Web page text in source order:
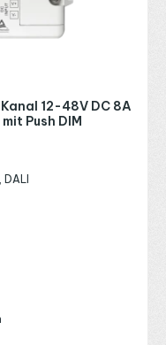
12-48V DC 8A
Push DIM
DALI